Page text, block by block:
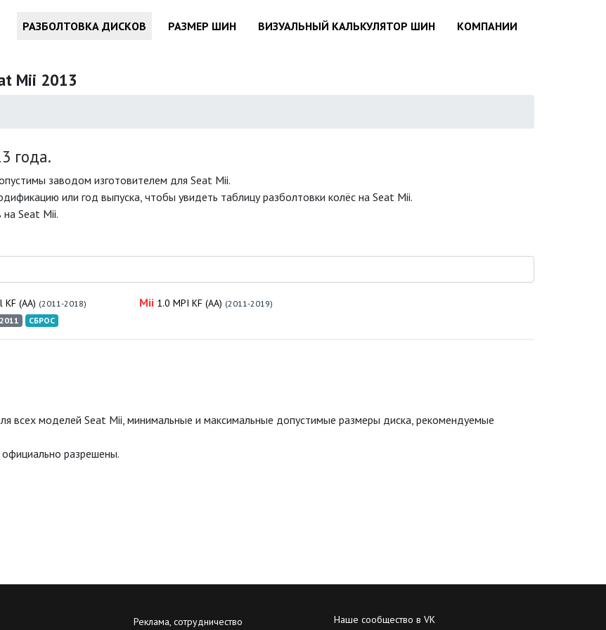
РАЗБОЛТОВКА ДИСКОВ РАЗМЕР ШИН ВИЗУАЛЬНЫЙ КАЛЬКУЛЯТОР ШИН КОМПАНИИ
Mii 2013
года.
заводом изготовителем для Seat Mii.
или год выпуска, чтобы увидеть таблицу разболтовки колёс на Seat Mii.
Seat Mii.
KF (AA) (2011-2018) Mii 1.0 MPI KF (AA) (2011-2019)
2011 СБРОС
всех моделей Seat Mii, минимальные и максимальные допустимые размеры диска, рекомендуемые
официально разрешены.
Реклама, сотрудничество Наше сообщество в VK